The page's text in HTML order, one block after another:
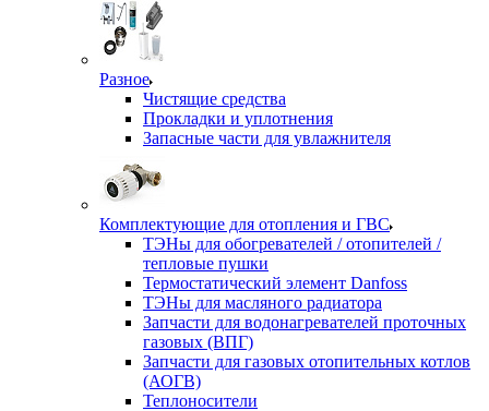
Разное
Чистящие средства
Прокладки и уплотнения
Запасные части для увлажнителя
Комплектующие для отопления и ГВС
ТЭНы для обогревателей / отопителей /
тепловые пушки
Термостатический элемент Danfoss
ТЭНы для масляного радиатора
Запчасти для водонагревателей проточных
газовых (ВПГ)
Запчасти для газовых отопительных котлов
(АОГВ)
Теплоносители